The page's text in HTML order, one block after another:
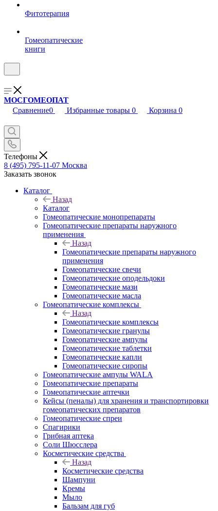
Фитотерапия
Гомеопатические
книги
МОСГОМЕОПАТ
Сравнение0 Избранные товары 0 Корзина 0
Телефоны
8 (495) 795-11-07 Москва
Заказать звонок
Каталог
Назад
Каталог
Гомеопатические монопрепараты
Гомеопатические препараты наружного
применения
Назад
Гомеопатические препараты наружного
применения
Гомеопатические свечи
Гомеопатические оподельдоки
Гомеопатические мази
Гомеопатические масла
Гомеопатические комплексы
Назад
Гомеопатические комплексы
Гомеопатические гранулы
Гомеопатические ампулы
Гомеопатические таблетки
Гомеопатические капли
Гомеопатические сиропы
Гомеопатические ампулы WALA
Гомеопатические препараты
Гомеопатические аптечки
Кейсы (пеналы) для хранения и транспортировки
гомеопатических препаратов
Гомеопатические спреи
Спагирики
Грибная аптека
Соли Шюсслера
Косметические средства
Назад
Косметические средства
Шампуни
Кремы
Мыло
Бальзам для губ